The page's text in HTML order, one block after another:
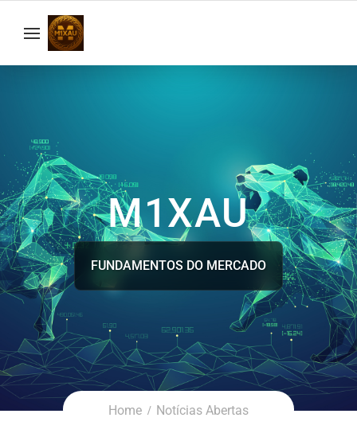
M1XAU
FUNDAMENTOS DO MERCADO
Home Notícias Abertas